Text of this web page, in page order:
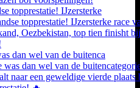
topprestatie! IJzersterke
dan wel van de buitenca